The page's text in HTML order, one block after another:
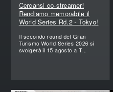
Cercansi co-streamer!
Rendiamo memorabile il
World Series Rd.2 - Tokyo!
Il secondo round del Gran
Turismo World Series 2026 si
svolgerà il 15 agosto a T...